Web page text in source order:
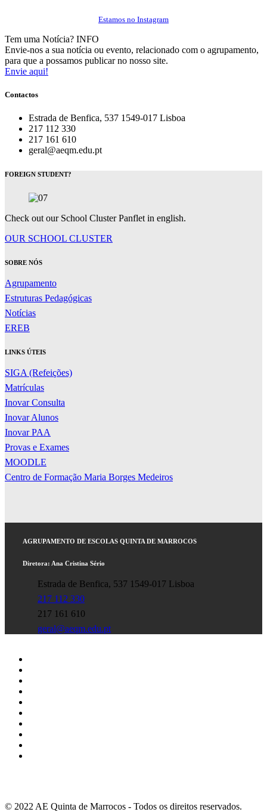
Estamos no Instagram
Tem uma Notícia? INFO
Envie-nos a sua notícia ou evento, relacionado com o agrupamento,
para que a possamos publicar no nosso site.
Envie aqui!
Contactos
Estrada de Benfica, 537 1549-017 Lisboa
217 112 330
217 161 610
geral@aeqm.edu.pt
FOREIGN STUDENT?
Check out our School Cluster Panflet in english.
OUR SCHOOL CLUSTER
SOBRE NÓS
Agrupamento
Estruturas Pedagógicas
Notícias
EREB
LINKS ÚTEIS
SIGA (Refeições)
Matrículas
Inovar Consulta
Inovar Alunos
Inovar PAA
Provas e Exames
MOODLE
Centro de Formação Maria Borges Medeiros
AGRUPAMENTO DE ESCOLAS QUINTA DE MARROCOS
Diretora: Ana Cristina Sério
Estrada de Benfica, 537 1549-017 Lisboa
217 112 330
217 161 610
geral@aeqm.edu.pt
© 2022 AE Quinta de Marrocos - Todos os direitos reservados.